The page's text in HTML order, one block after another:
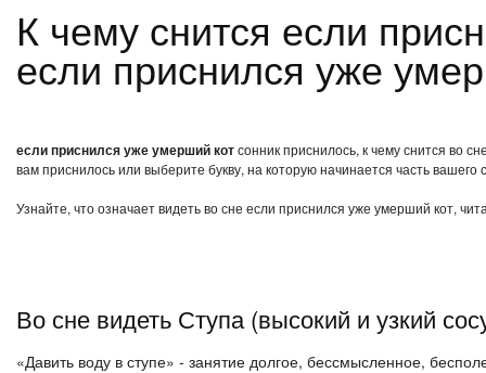
К чему снится если приснился уже умерший кот?
если приснился уже
если приснился уже умерший котсонник приснилось, к чему снится во
вам приснилось или выберите букву, на которую начинается часть вашего
Узнайте, что означает видеть во сне если приснился уже умерший кот,
Во сне видеть Ступа (высокий и узкий
«Давить воду в ступе» - занятие долгое, бессмысленное,